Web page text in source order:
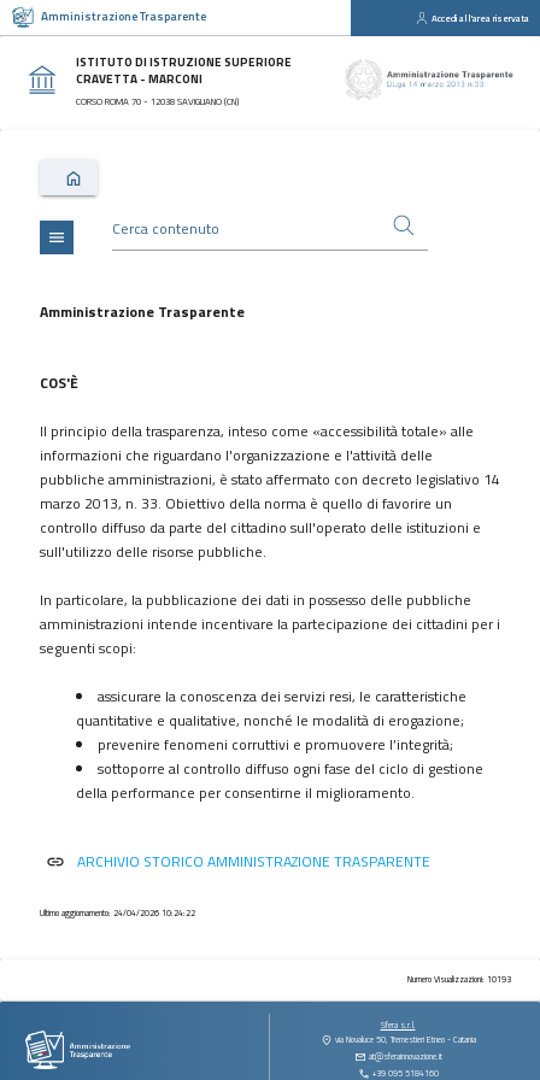
Amministrazione Trasparente Accedi all'area riservata
ISTITUTO DI ISTRUZIONE SUPERIORE
CRAVETTA - MARCONI
CORSO ROMA 70 - 12038 SAVIGLIANO (CN)
Sezioni
Disposizioni
Generali
Consulenti
collaboratori
Bandi
Performance
Enti
controllati
Attività
e
procedimenti
Controlli
sulle
contratti
contributi
vantaggi
immobili
e
menu
Amministrazione Trasparente
COS'È
Il principio della trasparenza, inteso come «accessibilità totale» alle
informazioni che riguardano l'organizzazione e l'attività delle
pubbliche amministrazioni, è stato affermato con decreto legislativo 14
marzo 2013, n. 33. Obiettivo della norma è quello di favorire un
controllo diffuso da parte del cittadino sull'operato delle istituzioni e
sull'utilizzo delle risorse pubbliche.
In particolare, la pubblicazione dei dati in possesso delle pubbliche
amministrazioni intende incentivare la partecipazione dei cittadini per i
seguenti scopi:
assicurare la conoscenza dei servizi resi, le caratteristiche
quantitative e qualitative, nonché le modalità di erogazione;
prevenire fenomeni corruttivi e promuovere l’integrità;
sottoporre al controllo diffuso ogni fase del ciclo di gestione
della performance per consentirne il miglioramento.
link ARCHIVIO STORICO AMMINISTRAZIONE TRASPARENTE
Ultimo aggiornamento: 24/04/2026 10:24:22
Numero Visualizzazioni: 10193
Sfera s.r.l.
via Novaluce 50, Tremestieri Etneo - Catania
at@sferainnovazione.it
+39 095 5184160